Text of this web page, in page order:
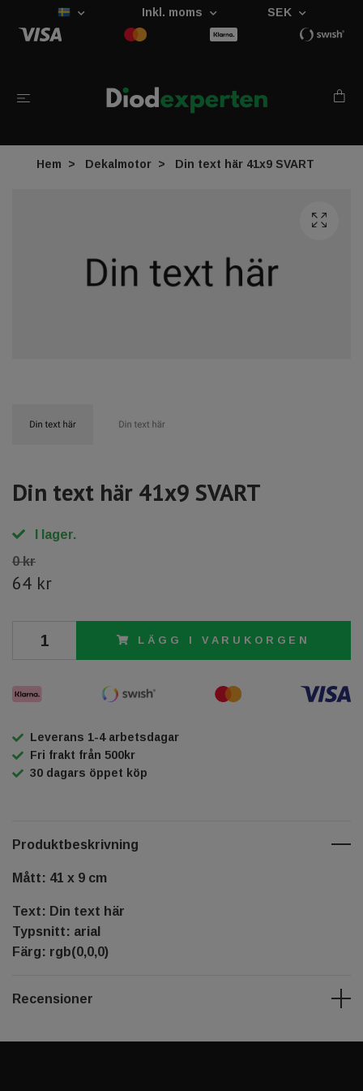
Inkl. moms SEK
Hem Dekalmotor Din text här 41x9 SVART
Din text här 41x9 SVART
I lager.
0 kr
64 kr
LÄGG I VARUKORGEN
Leverans 1-4 arbetsdagar
Fri frakt från 500kr
30 dagars öppet köp
Produktbeskrivning
Mått: 41 x 9 cm
Text: Din text här
Typsnitt: arial
Färg: rgb(0,0,0)
Recensioner